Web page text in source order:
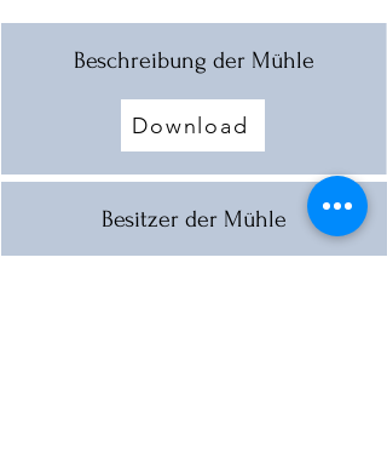
Beschreibung der Mühle
Download
Besitzer der Mühle